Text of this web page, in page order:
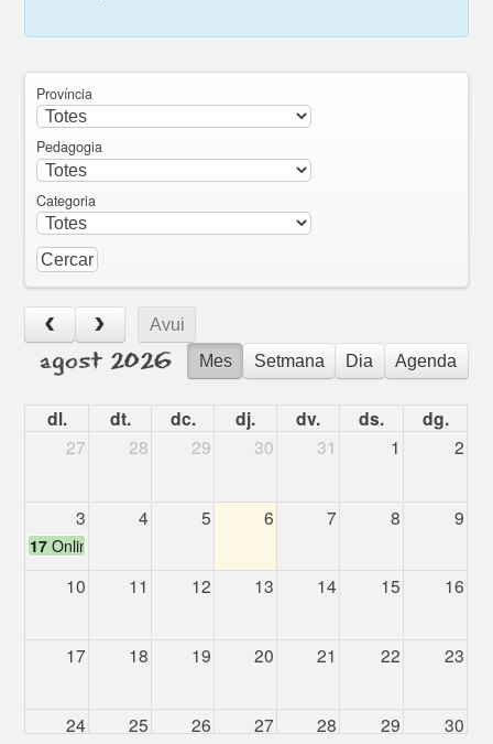
Província
Pedagogia
Categoria
Avui
Mes
Setmana Dia Agenda
agost 2026
dl. dt. dc. dj. dv. ds. dg.
27 28 29 30 31 1 2
3 4 5 6 7 8 9
17 Online Info Session - LEARNLIFE (online)
10 11 12 13 14 15 16
17 18 19 20 21 22 23
24 25 26 27 28 29 30